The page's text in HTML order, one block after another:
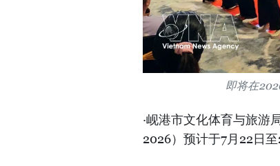
即将在
·岘港市文化体育与旅游
2026）预计于7月22日